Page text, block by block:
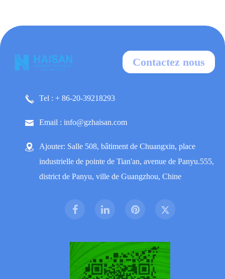
Contactez nous
Tel : + 86-20-39218293
Email : info@gzhaisan.com
Ajouter: Salle 508, bâtiment de Chuangxin, place
industrielle de pointe de Tian'an, avenue de Panyu.555,
district de Panyu, ville de Guangzhou, Chine